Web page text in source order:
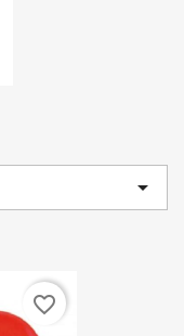

favorite_border